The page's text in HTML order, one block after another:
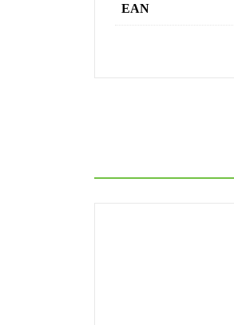
EAN